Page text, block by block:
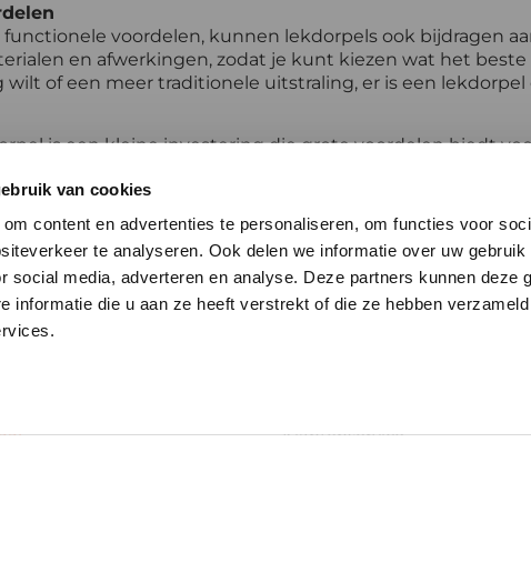
van cookies
content en advertenties te personaliseren, om functies voor
te analyseren. Ook delen we informatie over uw
social media, adverteren en analyse. Deze partners kunnen deze
informatie die u aan ze heeft verstrekt of die ze hebben
voordelen, kunnen lekdorpels ook bijdragen
en afwerkingen, zodat je kunt kiezen wat het
of een meer traditionele uitstraling, er is een lekdorpel
is een kleine investering die grote voordelen biedt
en verbeteren, overweeg dan zeker het installeren
Links
Klantenservice